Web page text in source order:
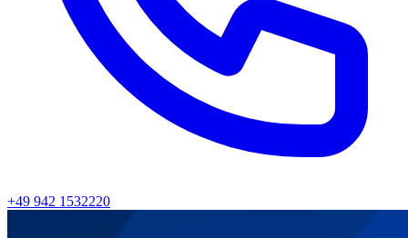
+49 942 1532220